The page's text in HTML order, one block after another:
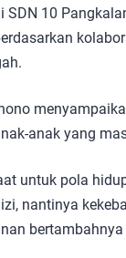
SDN 10
anak yang
untuk pola
nantinya
bertambahnya